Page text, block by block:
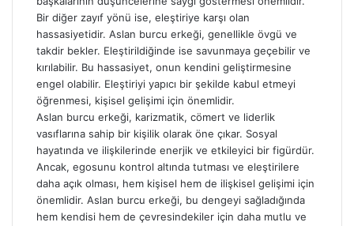
Bir diğer zayıf yönü ise, eleştiriye karşı olan
hassasiyetidir. Aslan burcu erkeği, genellikle övgü ve
takdir bekler. Eleştirildiğinde ise savunmaya geçebilir ve
kırılabilir. Bu hassasiyet, onun kendini geliştirmesine
engel olabilir. Eleştiriyi yapıcı bir şekilde kabul etmeyi
öğrenmesi, kişisel gelişimi için önemlidir.
Aslan burcu erkeği, karizmatik, cömert ve liderlik
vasıflarına sahip bir kişilik olarak öne çıkar. Sosyal
hayatında ve ilişkilerinde enerjik ve etkileyici bir figürdür.
Ancak, egosunu kontrol altında tutması ve eleştirilere
daha açık olması, hem kişisel hem de ilişkisel gelişimi için
önemlidir. Aslan burcu erkeği, bu dengeyi sağladığında
hem kendisi hem de çevresindekiler için daha mutlu ve